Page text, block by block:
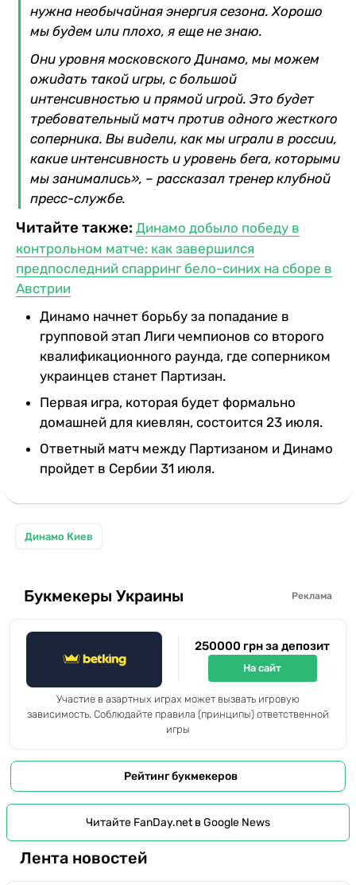
нужна необычайная энергия сезона. Хорошо
мы будем или плохо, я еще не знаю.
Они уровня московского Динамо, мы можем
ожидать такой игры, с большой
интенсивностью и прямой игрой. Это будет
требовательный матч против одного жесткого
соперника. Вы видели, как мы играли в россии,
какие интенсивность и уровень бега, которыми
мы занимались», – рассказал тренер клубной
пресс-службе.
Читайте также: Динамо добыло победу в
контрольном матче: как завершился
предпоследний спарринг бело-синих на сборе в
Австрии
Динамо начнет борьбу за попадание в
групповой этап Лиги чемпионов со второго
квалификационного раунда, где соперником
украинцев станет Партизан.
Первая игра, которая будет формально
домашней для киевлян, состоится 23 июля.
Ответный матч между Партизаном и Динамо
пройдет в Сербии 31 июля.
Динамо Киев
Букмекеры Украины Реклама
250000 грн за депозит
На сайт
Участие в азартных играх может вызвать игровую
зависимость. Соблюдайте правила (принципы) ответственной
игры
Рейтинг букмекеров
Читайте FanDay.net в Google News
Лента новостей